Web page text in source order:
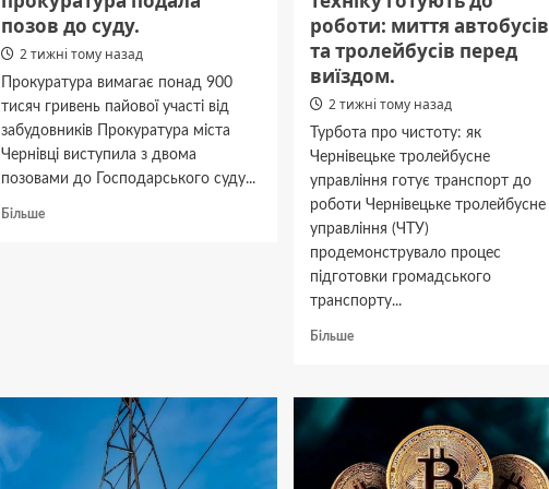
позов до суду.
2 тижні тому назад
Прокуратура вимагає понад 900
тисяч гривень пайової участі від
забудовників Прокуратура міста
Чернівці виступила з двома
позовами до Господарського суду...
БільшеДокладніше
тис.
прокуратура
роботи: миття автобусів
та тролейбусів перед
виїздом.
2 тижні тому назад
Турбота про чистоту: як
Чернівецьке тролейбусне
управління готує транспорт до
роботи Чернівецьке тролейбусне
управління (ЧТУ)
продемонструвало процес
підготовки громадського
транспорту...
БільшеДокладніше
КП
продемонстрували,
техніку